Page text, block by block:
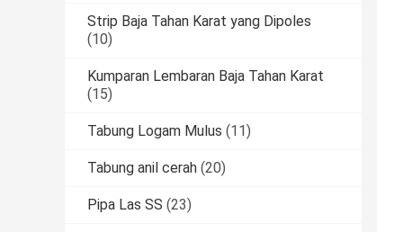
Strip Baja Tahan Karat yang Dipoles
(10)
Kumparan Lembaran Baja Tahan Karat
(15)
Tabung Logam Mulus (11)
Tabung anil cerah (20)
Pipa Las SS (23)